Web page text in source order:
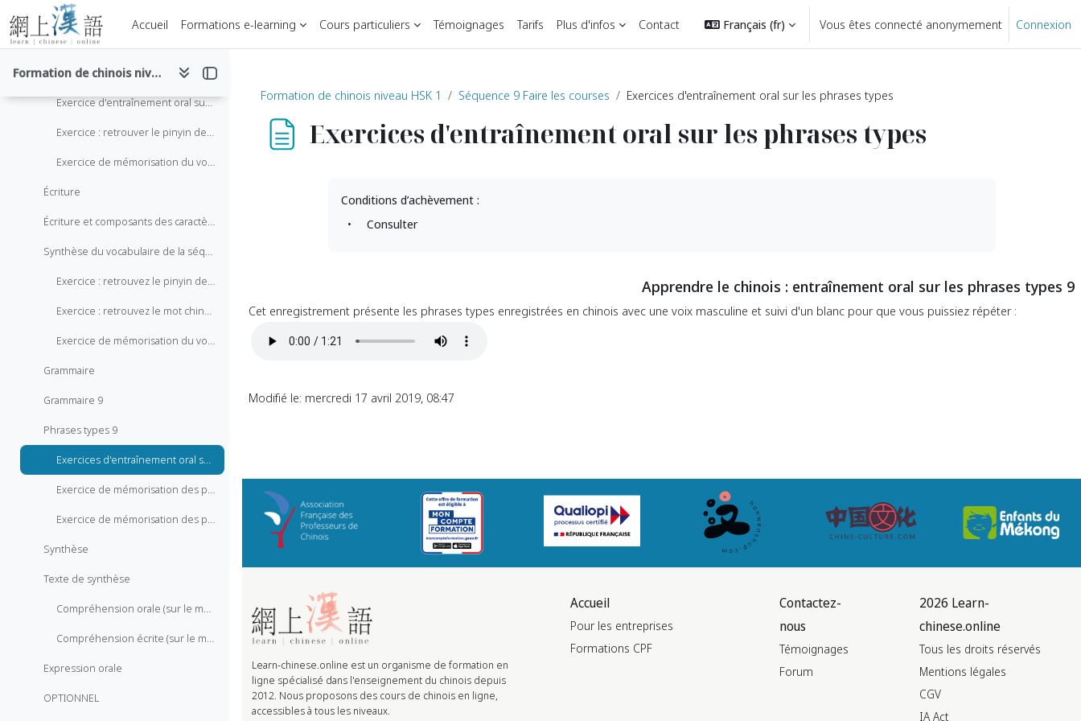
Passer au contenu principal
Accueil
Formations e-learning Cours particuliers Témoignages Tarifs Plus d'infos Contact Français ‎(fr)‎ Vous êtes connecté anonymement Connexion
Formation de chinois niveau HSK 1
ReplierSéquence 9 Faire les courses
Phonétique et vocabulaire
Vocabulaire et phonétique de la séquence 9
Exercice d'entraînement oral sur le vocabulaire
Exercice : retrouver le pinyin de chaque mot enregistré
Exercice de mémorisation du vocabulaire oral
Écriture
Écriture et composants des caractères de la séquence 9
Synthèse du vocabulaire de la séquence 9
Exercice : retrouvez le pinyin de chaque mot en caractères
Exercice : retrouvez le mot chinois en caractères d'après l'enregistrement audio
Exercice de mémorisation du vocabulaire écrit
Grammaire
Grammaire 9
Phrases types 9
Exercices d'entraînement oral sur les phrases types
Exercice de mémorisation des phrases types à l'écrit
Exercice de mémorisation des phrases types à l'oral
Synthèse
Texte de synthèse
Compréhension orale (sur le modèle des tests HSK)
Compréhension écrite (sur le modèle des tests HSK)
Expression orale
OPTIONNEL
Formation de chinois niveau HSK 1 Séquence 9 Faire les courses Exercices d'entraînement oral sur les phrases types
Exercices d'entraînement oral sur les phrases types
Conditions d’achèvement :
Consulter
Apprendre le chinois : entraînement oral sur les phrases types 9
Cet enregistrement présente les phrases types enregistrées en chinois avec une voix masculine et suivi d'un blanc pour que vous puissiez répéter :
Modifié le: mercredi 17 avril 2019, 08:47
Learn-chinese.online est un organisme de formation en
ligne spécialisé dans l'enseignement du chinois depuis
2012. Nous proposons des cours de chinois en ligne,
accessibles à tous les niveaux.
Accueil
Pour les entreprises
Formations CPF
Contactez-
nous
Témoignages
Forum
2026 Learn-
chinese.online
Tous les droits réservés
Mentions légales
CGV
IA Act